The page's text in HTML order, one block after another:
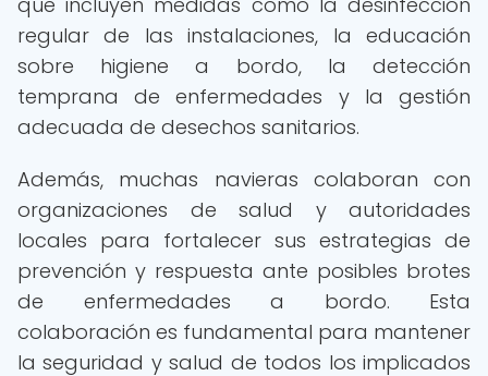
regular de las instalaciones, la educación
sobre higiene a bordo, la detección
temprana de enfermedades y la gestión
adecuada de desechos sanitarios.
Además, muchas navieras colaboran con
organizaciones de salud y autoridades
locales para fortalecer sus estrategias de
prevención y respuesta ante posibles brotes
de enfermedades a bordo. Esta
colaboración es fundamental para mantener
la seguridad y salud de todos los implicados